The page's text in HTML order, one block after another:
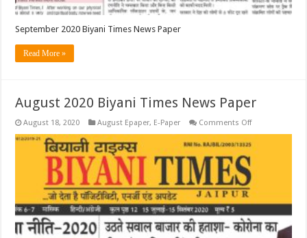
September 2020 Biyani Times News Paper
Read More »
August 2020 Biyani Times News Paper
August 18, 2020 August Epaper, E-Paper Comments Offon
Biyani
Times
News
Paper